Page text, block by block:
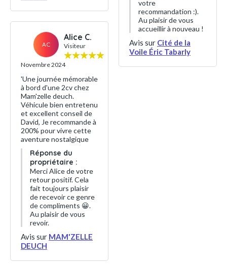
AC
Alice C.
Visiteur
Novembre 2024
'Une journée mémorable
à bord d'une 2cv chez
Mam'zelle deuch.
Véhicule bien entretenu
et excellent conseil de
David, Je recommande à
200% pour vivre cette
aventure nostalgique
Réponse du
propriétaire :
Merci Alice de votre
retour positif. Cela
fait toujours plaisir
de recevoir ce genre
de compliments 😀.
Au plaisir de vous
revoir.
Avis sur MAM'ZELLE
DEUCH
votre
recommandation :).
Au plaisir de vous
accueillir à nouveau !
Avis sur Cité de la
Voile Éric Tabarly